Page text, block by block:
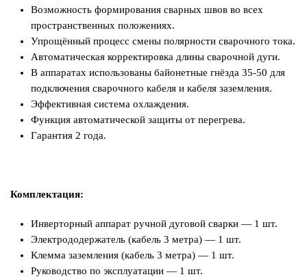
Возможность формирования сварных швов во всех
пространственных положениях.
Упрощённый процесс смены полярности сварочного тока.
Автоматическая корректировка длины сварочной дуги.
В аппаратах использованы байонетные гнёзда 35-50 для
подключения сварочного кабеля и кабеля заземления.
Эффективная система охлаждения.
Функция автоматической защиты от перегрева.
Гарантия 2 года.
Комплектация:
Инверторный аппарат ручной дуговой сварки — 1 шт.
Электрододержатель (кабель 3 метра) — 1 шт.
Клемма заземления (кабель 3 метра) — 1 шт.
Руководство по эксплуатации — 1 шт.